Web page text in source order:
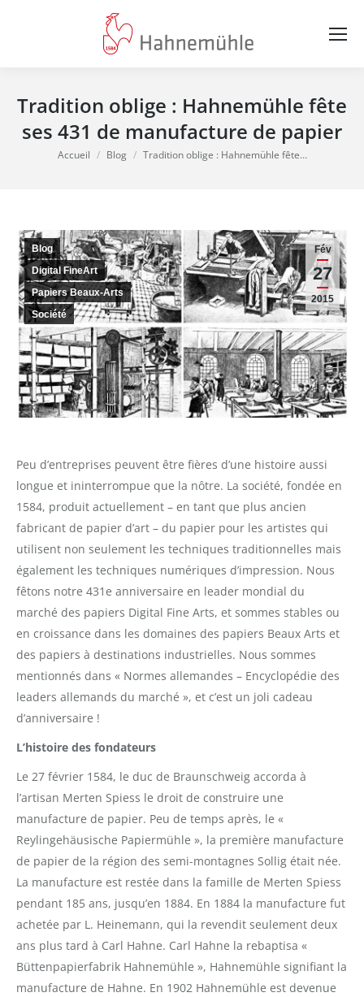
Tradition oblige : Hahnemühle fête
ses 431 de manufacture de papier
Vous êtes ici :
Accueil Blog Tradition oblige : Hahnemühle fête…
Fév
27
2015
Blog
Digital FineArt
Papiers Beaux-Arts
Société
Peu d’entreprises peuvent être fières d’une histoire aussi
longue et ininterrompue que la nôtre. La société, fondée en
1584, produit actuellement – en tant que plus ancien
fabricant de papier d’art – du papier pour les artistes qui
utilisent non seulement les techniques traditionnelles mais
également les techniques numériques d’impression. Nous
fêtons notre 431e anniversaire en leader mondial du
marché des papiers Digital Fine Arts, et sommes stables ou
en croissance dans les domaines des papiers Beaux Arts et
des papiers à destinations industrielles. Nous sommes
mentionnés dans « Normes allemandes – Encyclopédie des
leaders allemands du marché », et c’est un joli cadeau
d’anniversaire !
L’histoire des fondateurs
Le 27 février 1584, le duc de Braunschweig accorda à
l’artisan Merten Spiess le droit de construire une
manufacture de papier. Peu de temps après, le «
Reylingehäusische Papiermühle », la première manufacture
de papier de la région des semi-montagnes Sollig était née.
La manufacture est restée dans la famille de Merten Spiess
pendant 185 ans, jusqu’en 1884. En 1884 la manufacture fut
achetée par L. Heinemann, qui la revendit seulement deux
ans plus tard à Carl Hahne. Carl Hahne la rebaptisa «
Büttenpapierfabrik Hahnemühle », Hahnemühle signifiant la
manufacture de Hahne. En 1902 Hahnemühle est devenue